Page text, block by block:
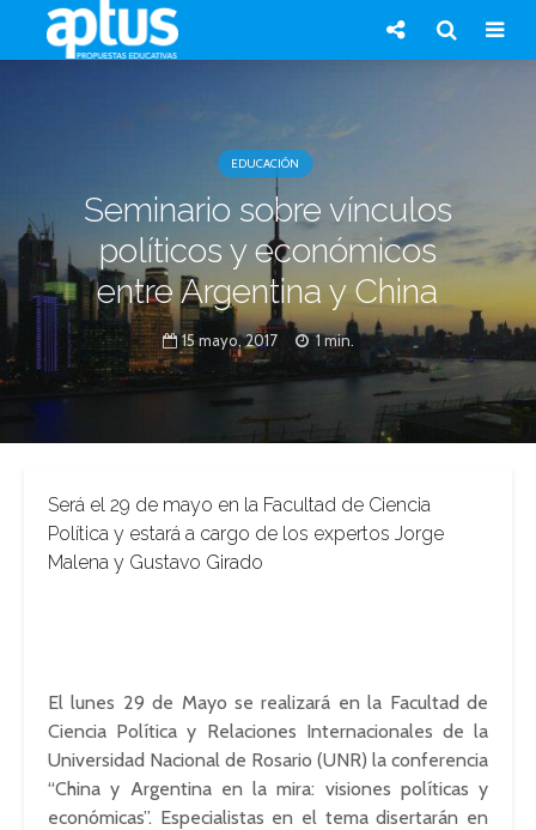
EDUCACIÓN
Seminario sobre vínculos
políticos y económicos
entre Argentina y China
15 mayo, 2017 1 min.
Será el 29 de mayo en la Facultad de Ciencia
Política y estará a cargo de los expertos Jorge
Malena y Gustavo Girado
El lunes 29 de Mayo se realizará en la Facultad de
Ciencia Política y Relaciones Internacionales de la
Universidad Nacional de Rosario (UNR) la conferencia
“China y Argentina en la mira: visiones políticas y
económicas”. Especialistas en el tema disertarán en